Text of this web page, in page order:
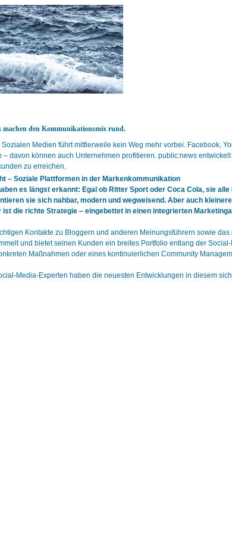
machen den Kommunikationsmix rund.
Medien führt mittlerweile kein Weg mehr vorbei. Facebook,
davon können auch Unternehmen profitieren. public:news
zu erreichen.
– Soziale Plattformen in der Markenkommunikation
es längst erkannt: Egal ob Ritter Sport oder Coca Cola, sie
sie sich nahbar, modern und wegweisend. Aber auch
ist die richte Strategie – eingebettet in einen integrierten
Kontakte zu Bloggern und anderen Meinungsführern sowie
und bietet seinen Kunden ein breites Portfolio entlang der
Maßnahmen oder eines kontinuierlichen Community
Media-Experten haben die neuesten Entwicklungen in diesem